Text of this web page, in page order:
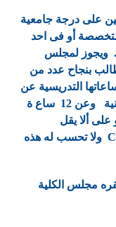
على درجة جامعية
أو فى احد
ويجوز لمجلس
بنجاح عدد من
التدريسية عن
6 ساعات معتمدة بالنسبة للدبلومات المهنية وعن 12 ساع ة
على ألا يقل
المتوسط التراكمي لتلك المقررات عن + C ولا تحسب له هذه